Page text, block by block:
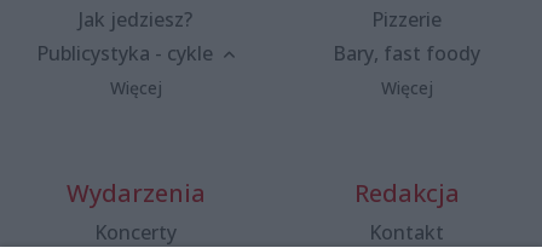
Jak jedziesz?
Publicystyka - cykle
Więcej
Pizzerie
Bary, fast foody
Więcej
Wydarzenia
Koncerty
Redakcja
Kontakt